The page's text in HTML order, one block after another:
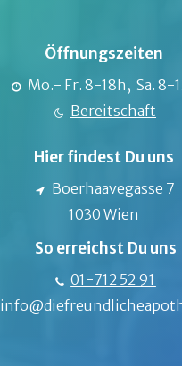
Öffnungszeiten
Mo.- Fr. 8-18h, Sa. 8-
Bereitschaft
Hier findest Du uns
Boerhaavegasse 7
1030 Wien
So erreichst Du uns
01-712 52 91